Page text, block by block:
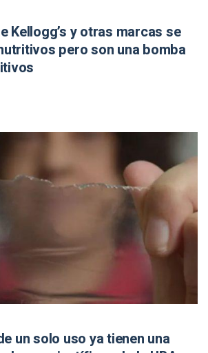
Kellogg’s y otras marcas se
pero son una bomba
un solo uso ya tienen una